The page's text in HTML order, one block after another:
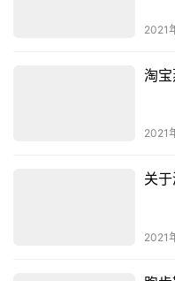
2021
淘宝
2021
关
2021